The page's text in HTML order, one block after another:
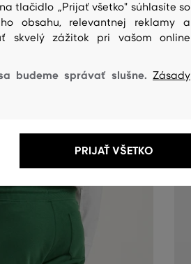
tlačidlo „Prijať všetko" súhlasíte so
obsahu, relevantnej reklamy a
skvelý zážitok pri vašom online
budeme správať slušne. Zásady
PRIJAŤ VŠETKO